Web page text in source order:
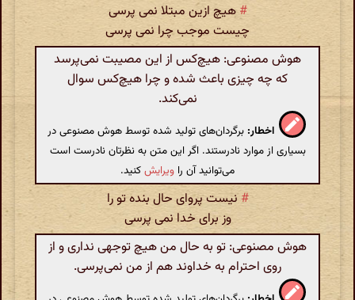
# هیچ ازین مبتلا نمی پرسی
چیست موجب چرا نمی پرسی
هوش مصنوعی: هیچ‌کس از این مصیبت نمی‌پرسد
که چه چیزی باعث شده و چرا هیچ‌کس سوال
نمی‌کند.
اخطار: برگردان‌های تولید شده توسط هوش مصنوعی در
بسیاری از موارد نادرستند. اگر این متن به نظرتان نادرست است
می‌توانید آن را ویرایشکنید.
#نیست پروای حال بنده تو را
وز برای خدا نمی پرسی
هوش مصنوعی: تو به حال من هیچ توجهی نداری و از
روی احترام به خداوند هم از من نمی‌پرسی.